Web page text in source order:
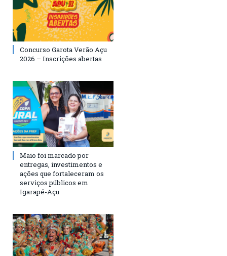
Concurso Garota Verão Açu
2026 – Inscrições abertas
Maio foi marcado por
entregas, investimentos e
ações que fortaleceram os
serviços públicos em
Igarapé-Açu